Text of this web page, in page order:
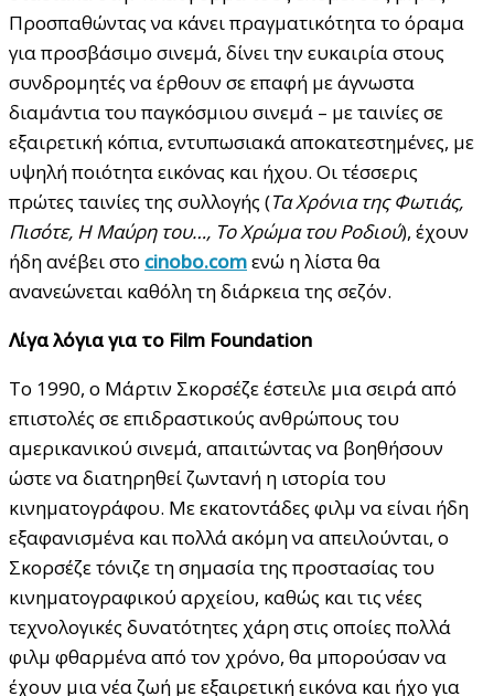
Προσπαθώντας να κάνει πραγματικότητα το όραμα
για προσβάσιμο σινεμά, δίνει την ευκαιρία στους
συνδρομητές να έρθουν σε επαφή με άγνωστα
διαμάντια του παγκόσμιου σινεμά – με ταινίες σε
εξαιρετική κόπια, εντυπωσιακά αποκατεστημένες, με
υψηλή ποιότητα εικόνας και ήχου. Οι τέσσερις
πρώτες ταινίες της συλλογής (Τα Χρόνια της Φωτιάς,
Πισότε, Η Μαύρη του…, Το Χρώμα του Ροδιού), έχουν
ήδη ανέβει στο cinobo.comενώ η λίστα θα
ανανεώνεται καθόλη τη διάρκεια της σεζόν.
Λίγα λόγια για το Film Foundation
Το 1990, ο Μάρτιν Σκορσέζε έστειλε μια σειρά από
επιστολές σε επιδραστικούς ανθρώπους του
αμερικανικού σινεμά, απαιτώντας να βοηθήσουν
ώστε να διατηρηθεί ζωντανή η ιστορία του
κινηματογράφου. Με εκατοντάδες φιλμ να είναι ήδη
εξαφανισμένα και πολλά ακόμη να απειλούνται, ο
Σκορσέζε τόνιζε τη σημασία της προστασίας του
κινηματογραφικού αρχείου, καθώς και τις νέες
τεχνολογικές δυνατότητες χάρη στις οποίες πολλά
φιλμ φθαρμένα από τον χρόνο, θα μπορούσαν να
έχουν μια νέα ζωή με εξαιρετική εικόνα και ήχο για